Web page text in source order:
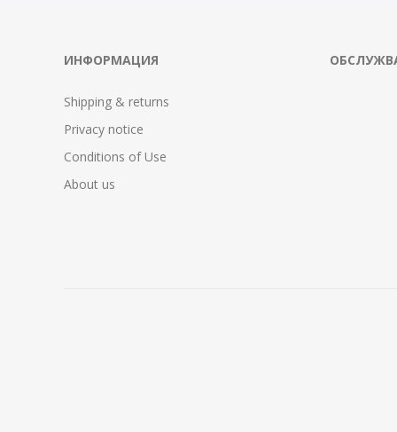
ИНФОРМАЦИЯ
Shipping & returns
Privacy notice
Conditions of Use
About us